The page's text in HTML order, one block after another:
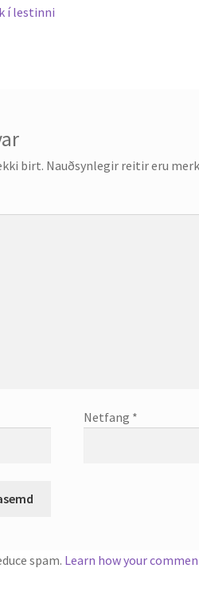
í lestinni
birt. Nauðsynlegir reitir eru
Netfang *
spam. Learn how your